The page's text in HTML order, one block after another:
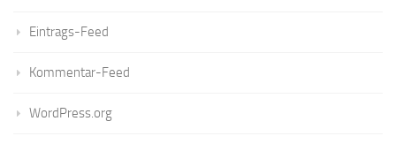
Eintrags-Feed
Kommentar-Feed
WordPress.org